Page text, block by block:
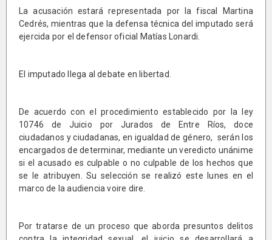
La acusación estará representada por la fiscal Martina
Cedrés, mientras que la defensa técnica del imputado será
ejercida por el defensor oficial Matías Lonardi.
El imputado llega al debate en libertad.
De acuerdo con el procedimiento establecido por la ley
10746 de Juicio por Jurados de Entre Ríos, doce
ciudadanos y ciudadanas, en igualdad de género, serán los
encargados de determinar, mediante un veredicto unánime
si el acusado es culpable o no culpable de los hechos que
se le atribuyen. Su selección se realizó este lunes en el
marco de la audiencia voire dire.
Por tratarse de un proceso que aborda presuntos delitos